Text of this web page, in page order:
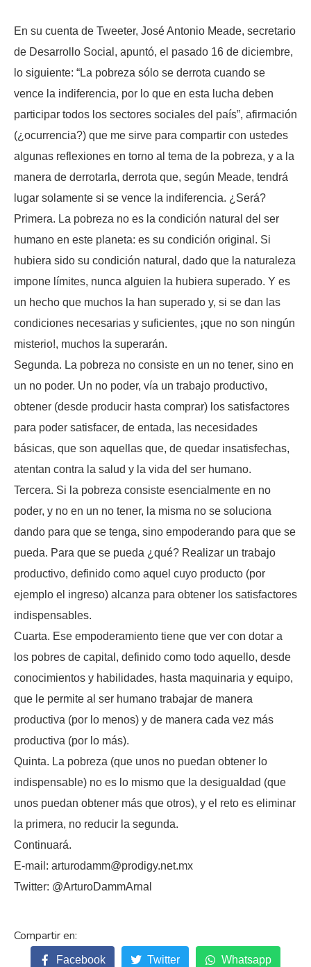
En su cuenta de Tweeter, José Antonio Meade, secretario
de Desarrollo Social, apuntó, el pasado 16 de diciembre,
lo siguiente: “La pobreza sólo se derrota cuando se
vence la indiferencia, por lo que en esta lucha deben
participar todos los sectores sociales del país”, afirmación
(¿ocurrencia?) que me sirve para compartir con ustedes
algunas reflexiones en torno al tema de la pobreza, y a la
manera de derrotarla, derrota que, según Meade, tendrá
lugar solamente si se vence la indiferencia. ¿Será?
Primera. La pobreza no es la condición natural del ser
humano en este planeta: es su condición original. Si
hubiera sido su condición natural, dado que la naturaleza
impone límites, nunca alguien la hubiera superado. Y es
un hecho que muchos la han superado y, si se dan las
condiciones necesarias y suficientes, ¡que no son ningún
misterio!, muchos la superarán.
Segunda. La pobreza no consiste en un no tener, sino en
un no poder. Un no poder, vía un trabajo productivo,
obtener (desde producir hasta comprar) los satisfactores
para poder satisfacer, de entada, las necesidades
básicas, que son aquellas que, de quedar insatisfechas,
atentan contra la salud y la vida del ser humano.
Tercera. Si la pobreza consiste esencialmente en no
poder, y no en un no tener, la misma no se soluciona
dando para que se tenga, sino empoderando para que se
pueda. Para que se pueda ¿qué? Realizar un trabajo
productivo, definido como aquel cuyo producto (por
ejemplo el ingreso) alcanza para obtener los satisfactores
indispensables.
Cuarta. Ese empoderamiento tiene que ver con dotar a
los pobres de capital, definido como todo aquello, desde
conocimientos y habilidades, hasta maquinaria y equipo,
que le permite al ser humano trabajar de manera
productiva (por lo menos) y de manera cada vez más
productiva (por lo más).
Quinta. La pobreza (que unos no puedan obtener lo
indispensable) no es lo mismo que la desigualdad (que
unos puedan obtener más que otros), y el reto es eliminar
la primera, no reducir la segunda.
Continuará.
E-mail: arturodamm@prodigy.net.mx
Twitter: @ArturoDammArnal
Facebook Twitter Whatsapp